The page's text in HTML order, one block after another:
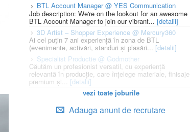
BTL Account Manager @ YES Communication
Job description: We're on the lookout for an awesome
BTL Account Manager to join our vibrant... [detalii]
3D Artist – Shopper Experience @ Mercury360
Ai cel puțin 7 ani experiență în zona de BTL
(evenimente, activări, standuri și plasări... [detalii]
Specialist Productie @ Godmother
Căutăm un profesionist versatil, cu experiență
relevantă în producție, care înțelege materiale, finisaje
premium și... [detalii]
vezi toate joburile
Adauga anunt de recrutare